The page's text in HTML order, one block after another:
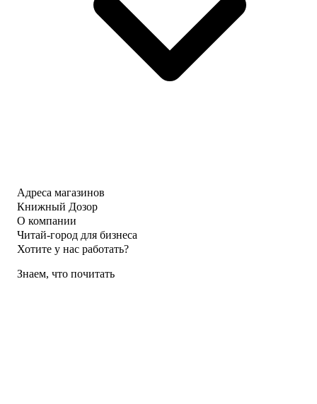
Адреса магазинов
Книжный Дозор
О компании
Читай-город для бизнеса
Хотите у нас работать?
Знаем, что почитать